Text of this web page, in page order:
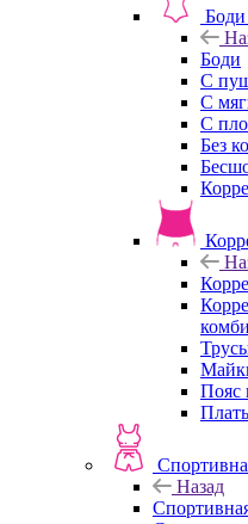
Боди
Боди
С
С
С
Без
Пояс
Назад